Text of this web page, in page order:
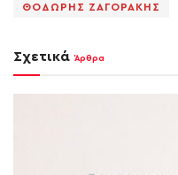
ΘΟΔΩΡΗΣ ΖΑΓΟΡΑΚΗΣ
Σχετικά Άρθρα